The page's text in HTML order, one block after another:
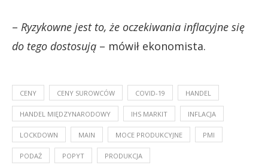
– Ryzykowne jest to, że oczekiwania inflacyjne się
do tego dostosują – mówił ekonomista.
CENY CENY SUROWCÓW COVID-19 HANDEL
HANDEL MIĘDZYNARODOWY IHS MARKIT INFLACJA
LOCKDOWN MAIN MOCE PRODUKCYJNE PMI
PODAŻ POPYT PRODUKCJA